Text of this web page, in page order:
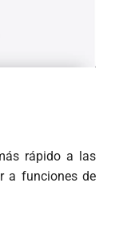
rápido a las
a funciones de